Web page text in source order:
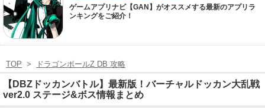
ゲームアプリナビ【GAN】がオススメする最新のアプリラ
ンキングをご紹介！
TOP > ドラゴンボールZ DB 攻略
【DBZドッカンバトル】最新版！バーチャルドッカン大乱戦
ver2.0 ステージ&ボス情報まとめ